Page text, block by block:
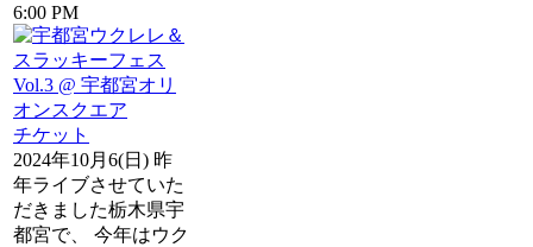
6:00 PM
チケット
2024年10月6(日) 昨
年ライブさせていた
だきました栃木県宇
都宮で、 今年はウク